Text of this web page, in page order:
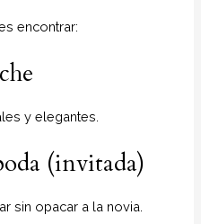
encontrar:
y elegantes.
(invitada)
sin opacar a la novia.